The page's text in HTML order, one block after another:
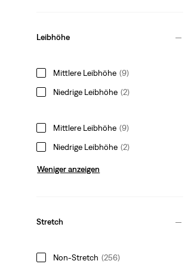
Leibhöhe
Mittlere Leibhöhe (9)
Niedrige Leibhöhe (2)
Mittlere Leibhöhe (9)
Niedrige Leibhöhe (2)
Weniger anzeigen
Stretch
Non-Stretch (256)